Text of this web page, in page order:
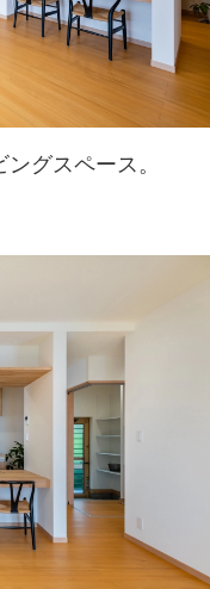
グスペース。